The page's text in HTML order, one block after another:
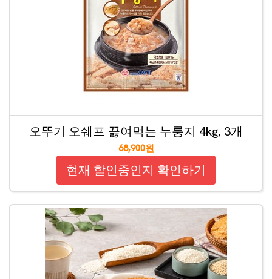
오뚜기 오쉐프 끓여먹는 누룽지 4kg, 3개
68,900원
현재 할인중인지 확인하기